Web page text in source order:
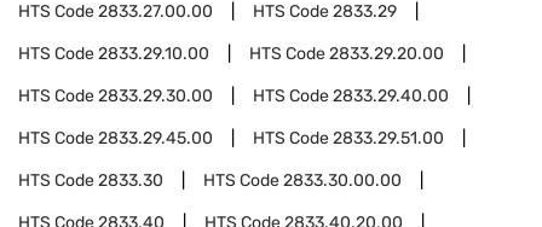
HTS Code2833.27.00.00 HTS Code2833.29
HTS Code2833.29.10.00 HTS Code2833.29.20.00
HTS Code2833.29.30.00 HTS Code2833.29.40.00
HTS Code2833.29.45.00 HTS Code2833.29.51.00
HTS Code2833.30 HTS Code2833.30.00.00
HTS Code2833.40 HTS Code2833.40.20.00